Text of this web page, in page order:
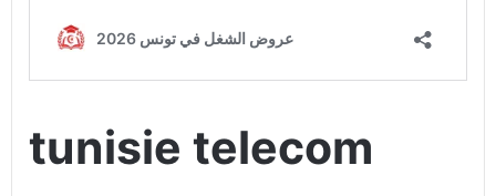
tunisie telecom